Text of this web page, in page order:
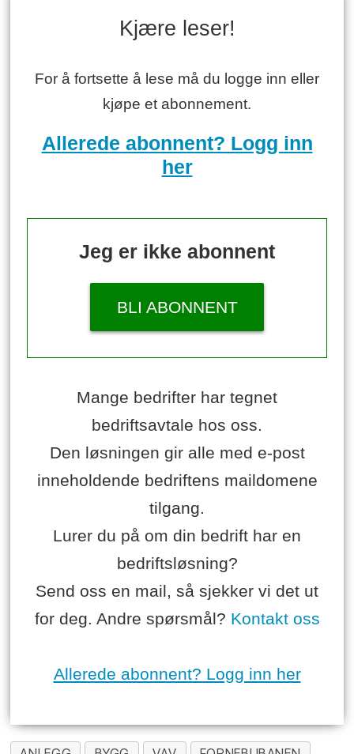
Kjære leser!
For å fortsette å lese må du logge inn eller
kjøpe et abonnement.
Allerede abonnent? Logg inn
her
Jeg er ikke abonnent
BLI ABONNENT
Mange bedrifter har tegnet
bedriftsavtale hos oss.
Den løsningen gir alle med e-post
inneholdende bedriftens maildomene
tilgang.
Lurer du på om din bedrift har en
bedriftsløsning?
Send oss en mail, så sjekker vi det ut
for deg. Andre spørsmål? Kontakt oss
Allerede abonnent? Logg inn her